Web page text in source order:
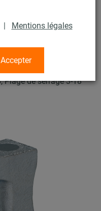
| Mentions légales
Accepterjoint
Plage de serrage 3-18